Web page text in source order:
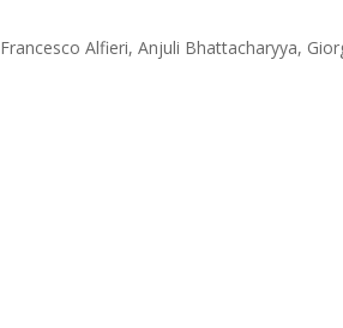
Alfieri, Anjuli Bhattacharyya,